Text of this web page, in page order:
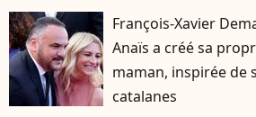
François-Xavier
Anaïs a créé sa
maman, inspirée de
catalanes